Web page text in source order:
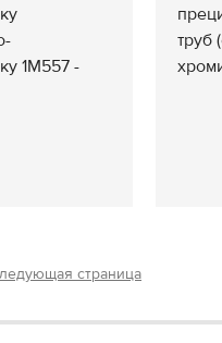
1М557 -
труб
страница